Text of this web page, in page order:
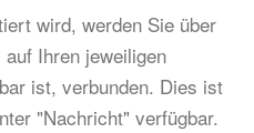
wird, werden Sie über
Ihren jeweiligen
ist, verbunden. Dies ist
"Nachricht" verfügbar.